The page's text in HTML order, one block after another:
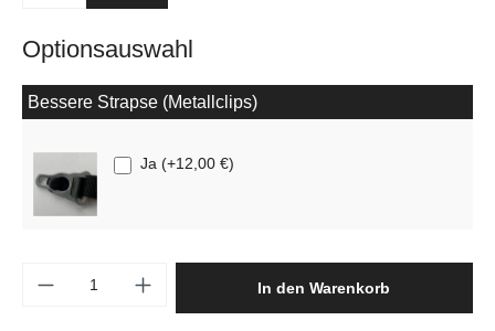
Optionsauswahl
Bessere Strapse (Metallclips)
Ja (+12,00 €)
Produkt Anzahl: Gib den gewünschten
In den Warenkorb